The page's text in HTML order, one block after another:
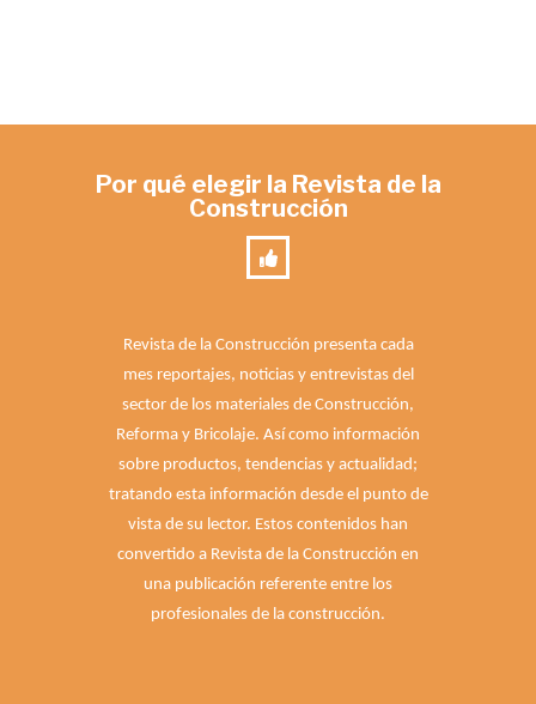
Por qué elegir la Revista de la
Construcción
Revista de la Construcción presenta cada
mes reportajes, noticias y entrevistas del
sector de los materiales de Construcción,
Reforma y Bricolaje. Así como información
sobre productos, tendencias y actualidad;
tratando esta información desde el punto de
vista de su lector. Estos contenidos han
convertido a Revista de la Construcción en
una publicación referente entre los
profesionales de la construcción.